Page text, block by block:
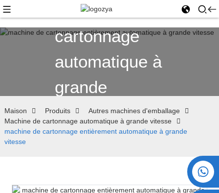
Machine de
cartonnage
automatique à
grande
vitesse
Maison Produits
Autres machines d'emballage
Machine de cartonnage automatique à grande vitesse
machine de cartonnage entièrement automatique à grande
vitesse